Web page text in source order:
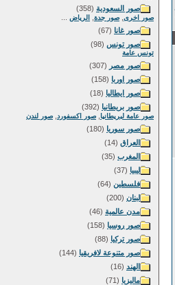
صور السعودية (358)
صور اخرى صور جدة الرياض
صور غانا (67)
صور تونس (98)
تونس عامة
صور مصر (307)
صور اوربا (158)
صور ايطاليا (18)
صور بريطانيا (392)
صور عامة لبريطانيا صور اكسفورد صور لندن
صور سوريا (180)
العراق (14)
المغرب (35)
ليبيا (37)
فلسطين (64)
لبنان (200)
مدن عالمية (46)
صور روسيا (158)
صور تركيا (88)
صور متنوعة لافريقيا (144)
الهند (16)
ماليزيا (71)